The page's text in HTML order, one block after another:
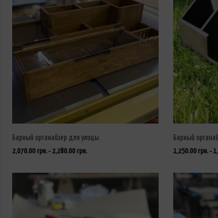
Барный органайзер для улицы
2,070.00 грн.– 2,280.00 грн.
Барный
1,250.00 грн.–